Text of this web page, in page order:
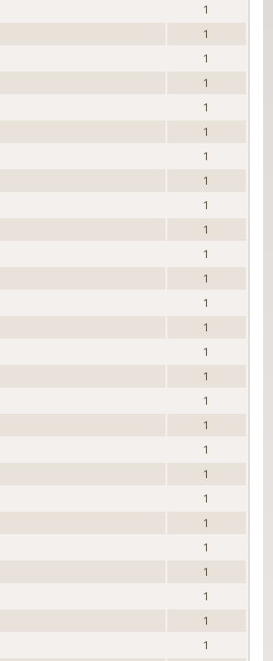
1
1
1
1
1
1
1
1
1
1
1
1
1
1
1
1
1
1
1
1
1
1
1
1
1
1
1